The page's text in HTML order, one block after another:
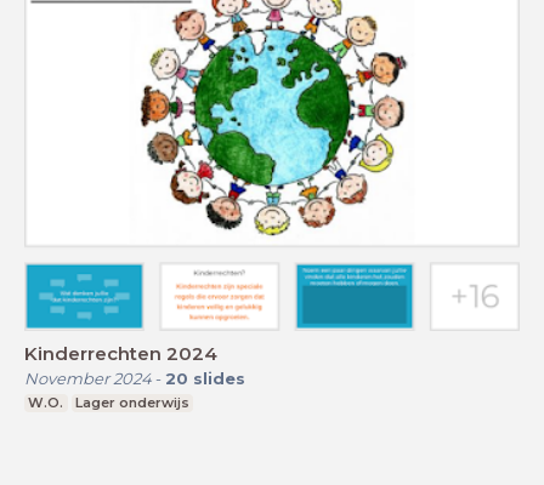
Kinderrechten 2024
November 2024- 20 slides
W.O. Lager onderwijs